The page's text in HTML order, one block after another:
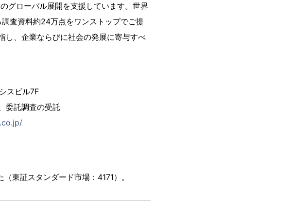
グローバル展開を支援しています。世界
査資料約24万点をワンストップでご提
し、企業ならびに社会の発展に寄与すべ
スビル7F
委託調査の受託
東証スタンダード市場：4171）。